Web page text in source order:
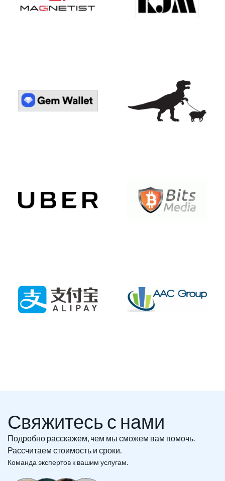
Свяжитесь с нами
Подробно расскажем, чем мы сможем вам помочь.
Рассчитаем стоимость и сроки.
Команда экспертов к вашим услугам.